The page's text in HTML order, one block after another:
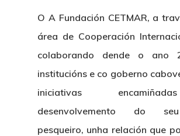
O A Fundación CETMAR, a
área de Cooperación
colaborando dende o ano
institucións e co goberno
iniciativas
desenvolvemento do
pesqueiro, unha relación que